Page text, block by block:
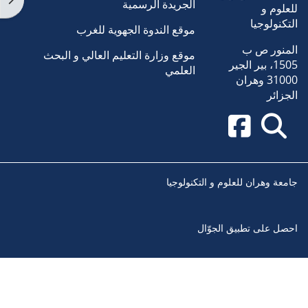
للعلوم و
التكنولوجيا
المنور ص ب
1505، بير الجير
31000 وهران
الجزائر
الجريدة الرسمية
موقع الندوة الجهوية للغرب
موقع وزارة التعليم العالي و البحث
العلمي
جامعة وهران للعلوم و التكنولوجيا
احصل على تطبيق الجوّال